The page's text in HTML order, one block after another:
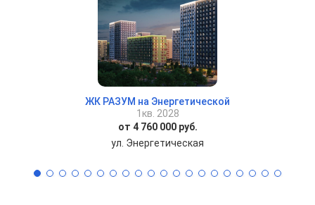
ЖК РАЗУМ на Энергетической
1кв. 2028
от 4 760 000 руб.
ул. Энергетическая